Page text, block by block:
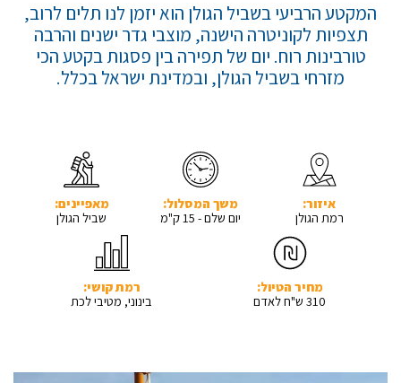
המקטע הרביעי בשביל הגולן הוא יזמן לנו תלים לרוב,
תצפיות לקוניטרה הישנה, מוצבי גדר ישנים והרבה
טורבינות רוח. יום של תפירה בין פסגות בקטע הכי
מזרחי בשביל הגולן, ובמדינת ישראל בכלל.
איזור:
רמת הגולן
משך המסלול:
יום שלם - 15 ק"מ
מאפיינים:
שביל הגולן
מחיר הטיול:
310 ש"ח לאדם
רמת קושי:
בינוני, מטיבי לכת